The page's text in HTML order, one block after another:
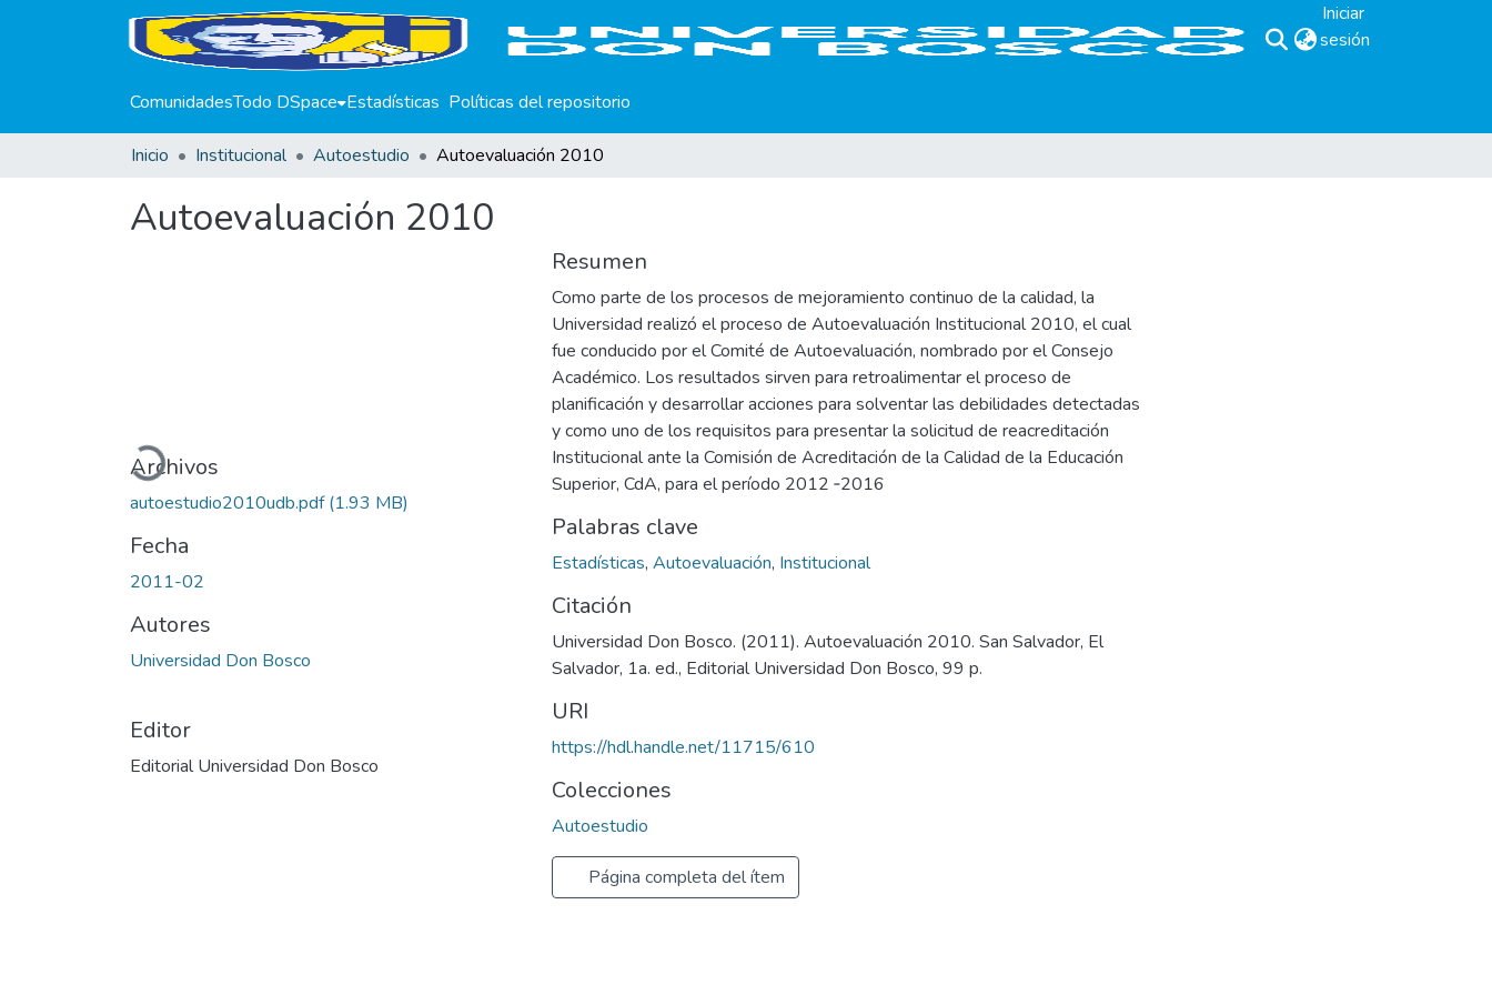
Iniciar
sesión
ComunidadesTodo DSpace Estadísticas Políticas del repositorio
Inicio Institucional Autoestudio Autoevaluación 2010
Autoevaluación 2010
Cargando...
Archivos
autoestudio2010udb.pdf(1.93 MB)
Fecha
2011-02
Autores
Universidad Don Bosco
Editor
Editorial Universidad Don Bosco
Resumen
Como parte de los procesos de mejoramiento continuo de la calidad, la
Universidad realizó el proceso de Autoevaluación Institucional 2010, el cual
fue conducido por el Comité de Autoevaluación, nombrado por el Consejo
Académico. Los resultados sirven para retroalimentar el proceso de
planificación y desarrollar acciones para solventar las debilidades detectadas
y como uno de los requisitos para presentar la solicitud de reacreditación
Institucional ante la Comisión de Acreditación de la Calidad de la Educación
Superior, CdA, para el período 2012 ‐2016
Palabras clave
Estadísticas, Autoevaluación, Institucional
Citación
Universidad Don Bosco. (2011). Autoevaluación 2010. San Salvador, El
Salvador, 1a. ed., Editorial Universidad Don Bosco, 99 p.
URI
https://hdl.handle.net/11715/610
Colecciones
Autoestudio
Página completa del ítem